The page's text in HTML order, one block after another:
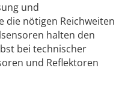
und
die nötigen Reichweiten
halten den
bei technischer
und Reflektoren